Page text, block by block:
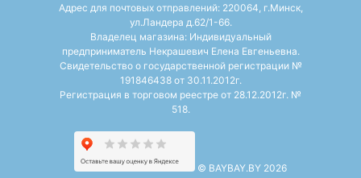
Адрес для почтовых отправлений: 220064, г.Минск,
ул.Ландера д.62/1-66.
Владелец магазина: Индивидуальный
предприниматель Некрашевич Елена Евгеньевна.
Свидетельство о государственной регистрации №
191846438 от 30.11.2012г.
Регистрация в торговом реестре от 28.12.2012г. №
518.
© BAYBAY.BY 2026